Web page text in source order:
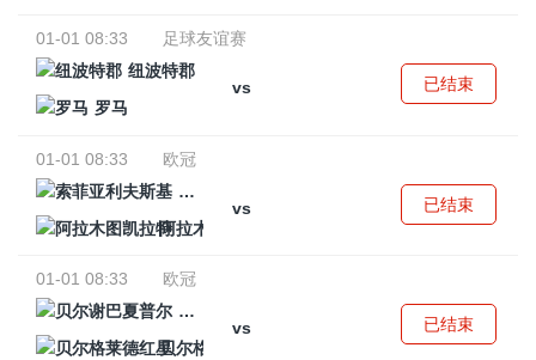
01-01 08:33
足球友谊赛
纽波特郡
vs
罗马
已结束
01-01 08:33
欧冠
索菲亚利夫斯基
vs
阿拉木图凯拉特
已结束
01-01 08:33
欧冠
贝尔谢巴夏普尔
vs
贝尔格莱德红星
已结束